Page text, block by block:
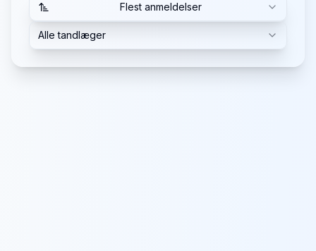
Flest anmeldelser
Alle tandlæger